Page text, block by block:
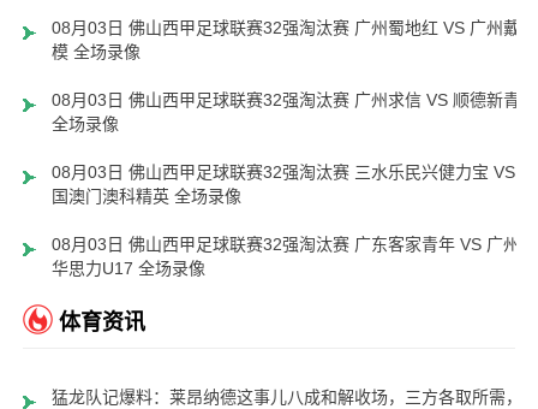
08月03日 佛山西甲足球联赛32强淘汰赛 广州蜀地红 VS 广州戴拿
模 全场录像
08月03日 佛山西甲足球联赛32强淘汰赛 广州求信 VS 顺德新青年
全场录像
08月03日 佛山西甲足球联赛32强淘汰赛 三水乐民兴健力宝 VS 中
国澳门澳科精英 全场录像
08月03日 佛山西甲足球联赛32强淘汰赛 广东客家青年 VS 广州英
华思力U17 全场录像
体育资讯
猛龙队记爆料：莱昂纳德这事儿八成和解收场，三方各取所需，交